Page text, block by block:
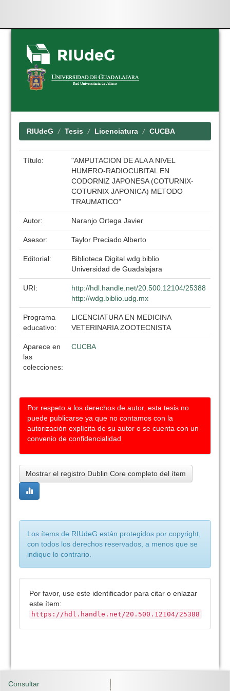
Skip
navigation
RIUdeG Tesis Licenciatura CUCBA
Título:
"AMPUTACION DE ALA A NIVEL
HUMERO-RADIOCUBITAL EN
CODORNIZ JAPONESA (COTURNIX-
COTURNIX JAPONICA) METODO
TRAUMATICO"
Autor: Naranjo Ortega Javier
Asesor: Taylor Preciado Alberto
Editorial:
Biblioteca Digital wdg.biblio
Universidad de Guadalajara
URI:
http://hdl.handle.net/20.500.12104/25388
http://wdg.biblio.udg.mx
Programa
educativo:
LICENCIATURA EN MEDICINA
VETERINARIA ZOOTECNISTA
Aparece en
las
colecciones:
CUCBA
Por respeto a los derechos de autor, esta tesis no
puede publicarse ya que no contamos con la
autorización explícita de su autor o se cuenta con un
convenio de confidencialidad
Mostrar el registro Dublin Core completo del ítem
Los ítems de RIUdeG están protegidos por copyright,
con todos los derechos reservados, a menos que se
indique lo contrario.
Por favor, use este identificador para citar o enlazar
este ítem:
https://hdl.handle.net/20.500.12104/25388
Consultar